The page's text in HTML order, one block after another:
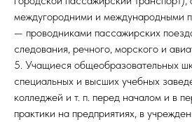
междугородними и международными
— проводниками пассажирских
следования, речного, морского и
5. Учащиеся общеобразовательных
специальных и высших учебных
колледжей и т. п. перед началом и в
практики на предприятиях, в